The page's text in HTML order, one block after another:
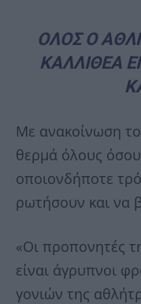
ΟΛΟΣ Ο
ΚΑΛΛΙΘΕΑ
Με ανακοίνωση
θερμά όλους
οποιονδήποτε
ρωτήσουν και να
«Οι προπονητές
είναι άγρυπνοι
γονιών της